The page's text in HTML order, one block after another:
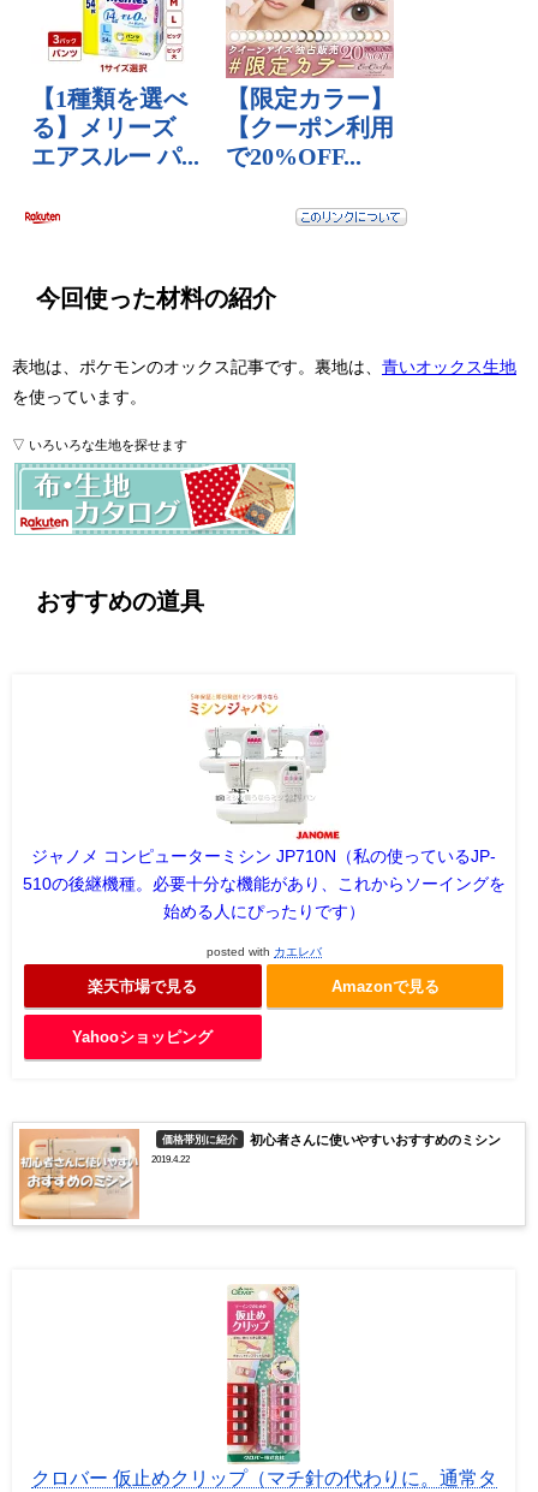
今回使った材料の紹介
表地は、ポケモンのオックス記事です。裏地は、 青いオックス生地
を使っています。
▽ いろいろな生地を探せます
おすすめの道具
ジャノメ コンピューターミシン JP710N（私の使っているJP-
510の後継機種。必要十分な機能があり、これからソーイングを
始める人にぴったりです）
posted with カエレバ
楽天市場で見る Amazonで見る
Yahooショッピング
価格帯別に紹介 初心者さんに使いやすいおすすめのミシン
2019.4.22
クロバー 仮止めクリップ（マチ針の代わりに。通常タ